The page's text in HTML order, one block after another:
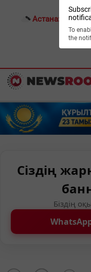
To
the
Астана: 26°C
Сіздің
Біздің